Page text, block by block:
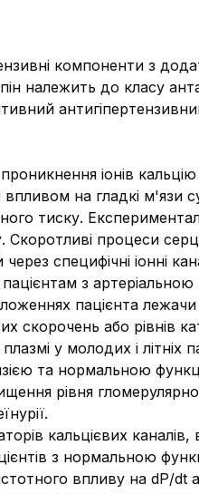
компоненти з
належить до класу
іонів
на гладкі м'язи
тиску.
Скоротливі процеси
специфічні іонні
з
пацієнта
скорочень або рівнів
у молодих і літніх
та нормальною
рівня
кальцієвих
з нормальною
впливу на dP/